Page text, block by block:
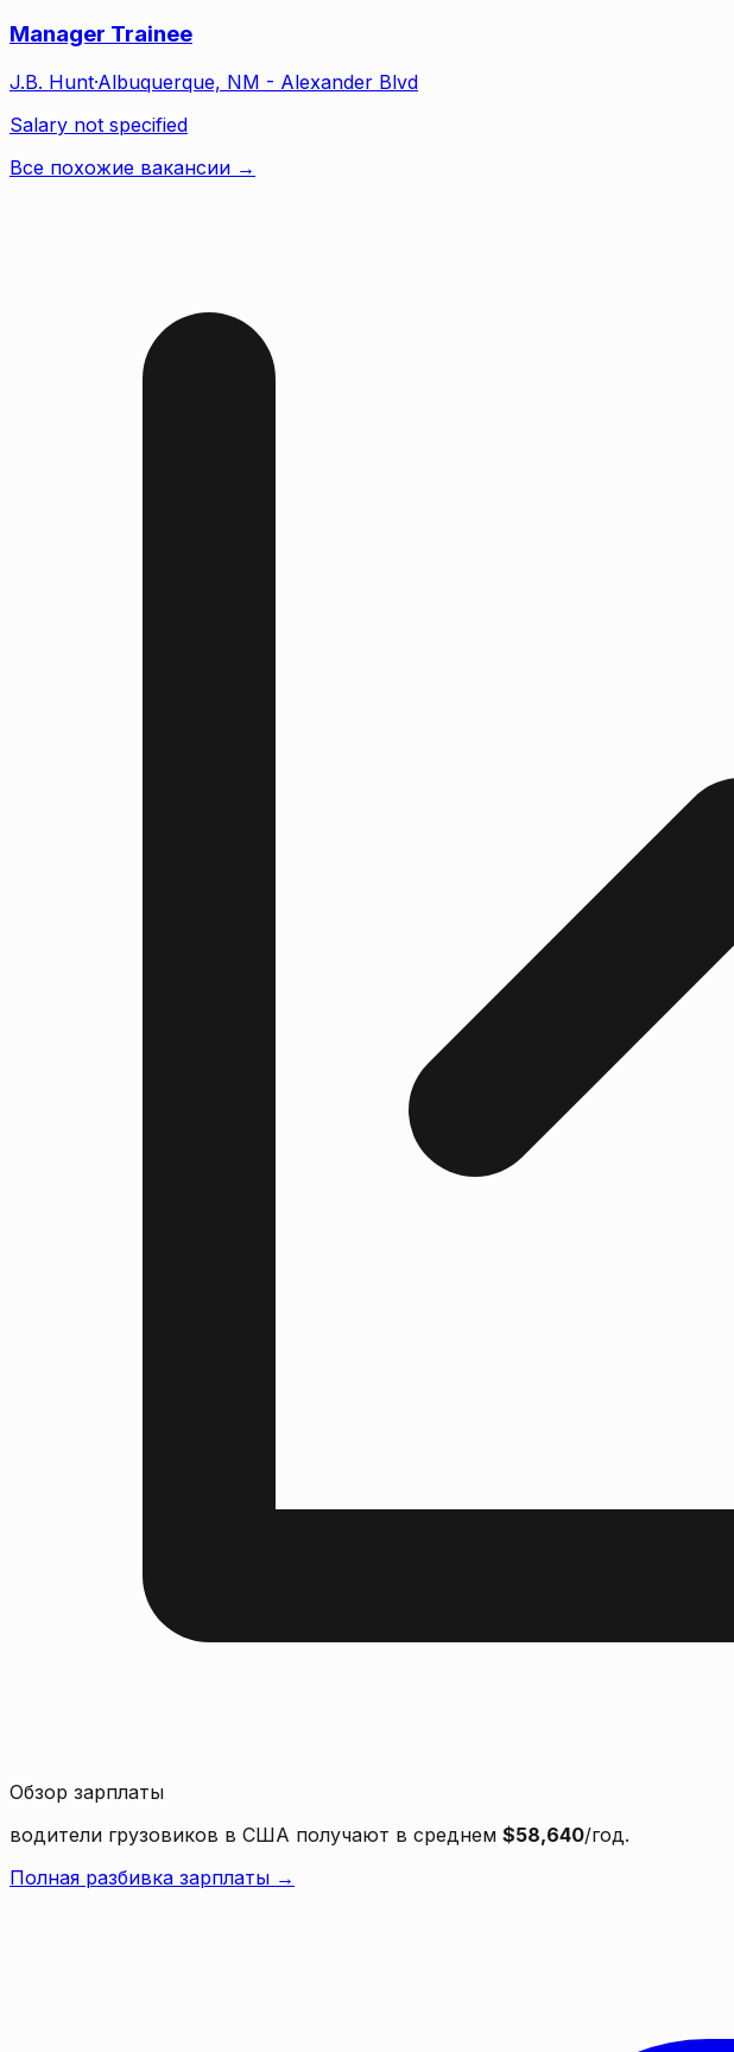
Manager Trainee
J.B. Hunt·Albuquerque, NM - Alexander Blvd
Salary not specified
Все похожие вакансии →
Обзор зарплаты
водители грузовиков в США получают в среднем $58,640/год.
Полная разбивка зарплаты →